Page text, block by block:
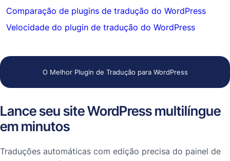
Comparação de plugins de tradução do WordPress
Velocidade do plugin de tradução do WordPress
O Melhor Plugin de Tradução para WordPress
Lance seu site WordPress multilíngue
em minutos
Traduções automáticas com edição precisa do painel de